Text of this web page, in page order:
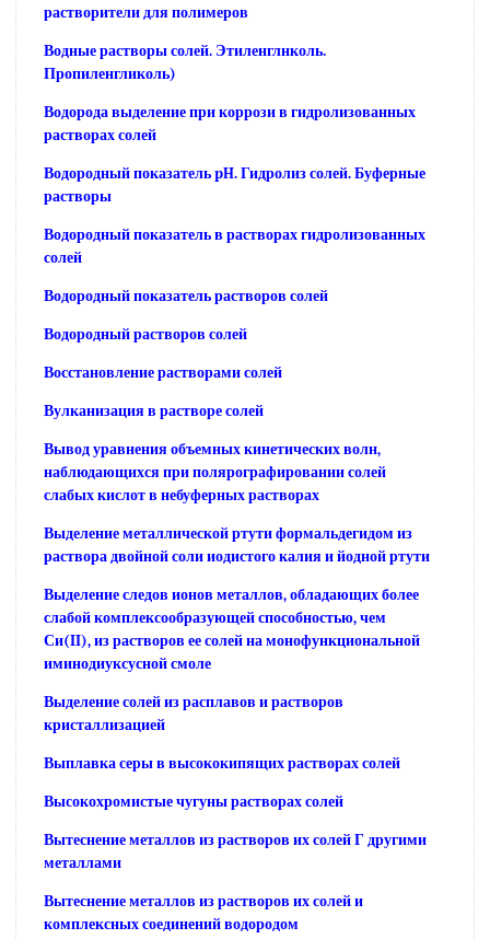
растворители для полимеров
Водные растворы солей. Этиленглнколь.
Пропиленгликоль)
Водорода выделение при коррози в гидролизованных
растворах солей
Водородный показатель pH. Гидролиз солей. Буферные
растворы
Водородный показатель в растворах гидролизованных
солей
Водородный показатель растворов солей
Водородный растворов солей
Восстановление растворами солей
Вулканизация в растворе солей
Вывод уравнения объемных кинетических волн,
наблюдающихся при полярографировании солей
слабых кислот в небуферных растворах
Выделение металлической ртути формальдегидом из
раствора двойной соли иодистого калия и йодной ртути
Выделение следов ионов металлов, обладающих более
слабой комплексообразующей способностью, чем
Си(II), из растворов ее солей на монофункциональной
иминодиуксусной смоле
Выделение солей из расплавов и растворов
кристаллизацией
Выплавка серы в высококипящих растворах солей
Высокохромистые чугуны растворах солей
Вытеснение металлов из растворов их солей Г другими
металлами
Вытеснение металлов из растворов их солей и
комплексных соединений водородом